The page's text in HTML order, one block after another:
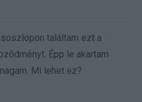
találtam ezt a
Épp le akartam
Mi lehet ez?